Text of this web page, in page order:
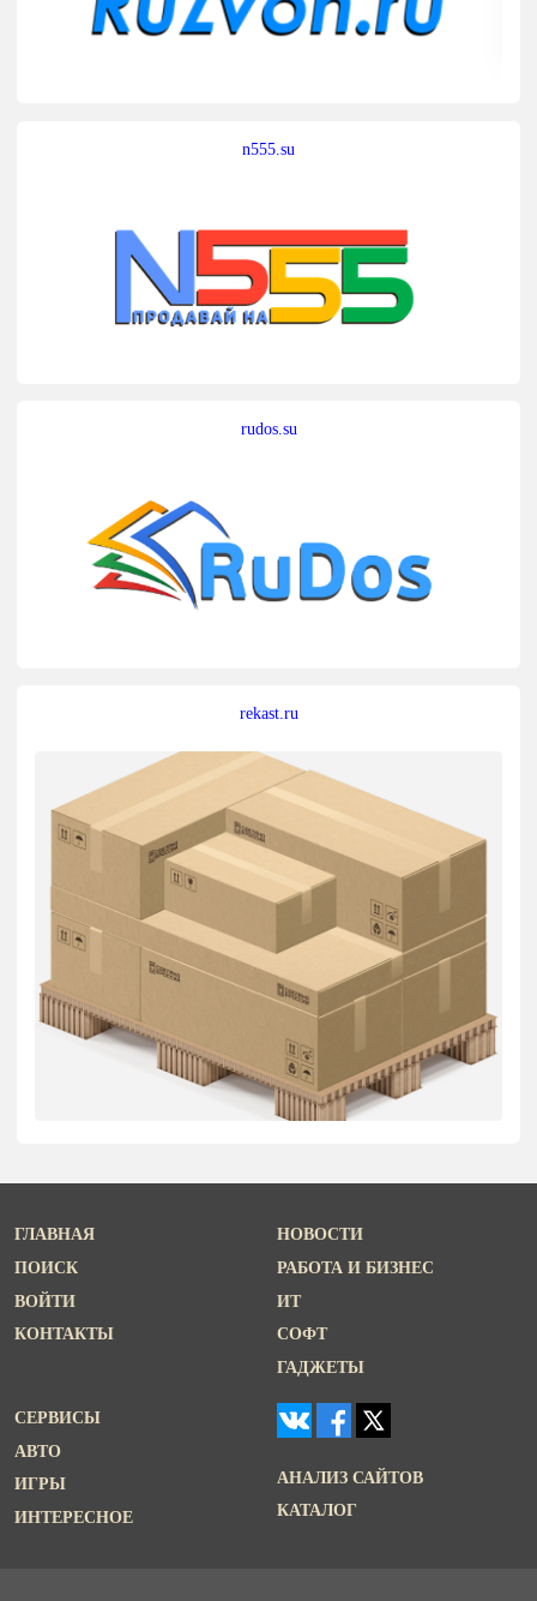
n555.su
rudos.su
rekast.ru
ГЛАВНАЯ
ПОИСК
ВОЙТИ
КОНТАКТЫ
НОВОСТИ
РАБОТА И БИЗНЕС
ИТ
СОФТ
ГАДЖЕТЫ
СЕРВИСЫ
АВТО
ИГРЫ
ИНТЕРЕСНОЕ
АНАЛИЗ САЙТОВ
КАТАЛОГ